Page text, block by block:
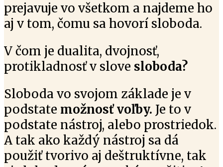
prejavuje vo všetkom a najdeme ho
aj v tom, čomu sa hovorí sloboda.
V čom je dualita, dvojnosť,
protikladnosť v slove sloboda?
Sloboda vo svojom základe je v
podstate možnosť voľby. Je to v
podstate nástroj, alebo prostriedok.
A tak ako každý nástroj sa dá
použiť tvorivo aj deštruktívne, tak